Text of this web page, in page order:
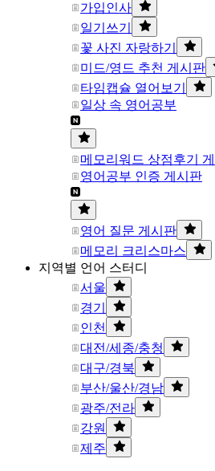
가입인사
일기쓰기
꽃 사진 자랑하기
미드/영드 추천 게시판
타임캡슐 열어보기
일상 속 영어공부
메모리워드 상점후기
영어공부 인증 게시판
영어 질문 게시판
메모리 크리스마스
지역별 언어 스터디
서울
경기
인천
대전/세종/충청
대구/경북
부산/울산/경남
광주/전라
강원
제주